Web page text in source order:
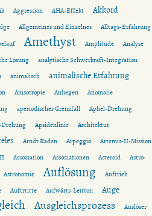
Aggression AHA-Effekt Akkord
Allgemeines und Einzelnes
Alltags-Erfahrung
Amethyst Amplitude
Analyse
Lösung
analytische Schwerkraft-Integration
animalisch animalische Erfahrung
Anisotropie Anliegen
Anomalie
aperiodischer Grenzfall
Aphel-Drehung
Drehung
Apsidenlinie Architektur
Arndt Kaden Arpeggio
Artemis-II-Mission
Assoziation Assoziationen Asteroid
Astro-
Astronomie Auflösung
Auftrieb
Auftrtitte Aufwärts-Leitton Auge
Ausgleichsprozess
Auslöser